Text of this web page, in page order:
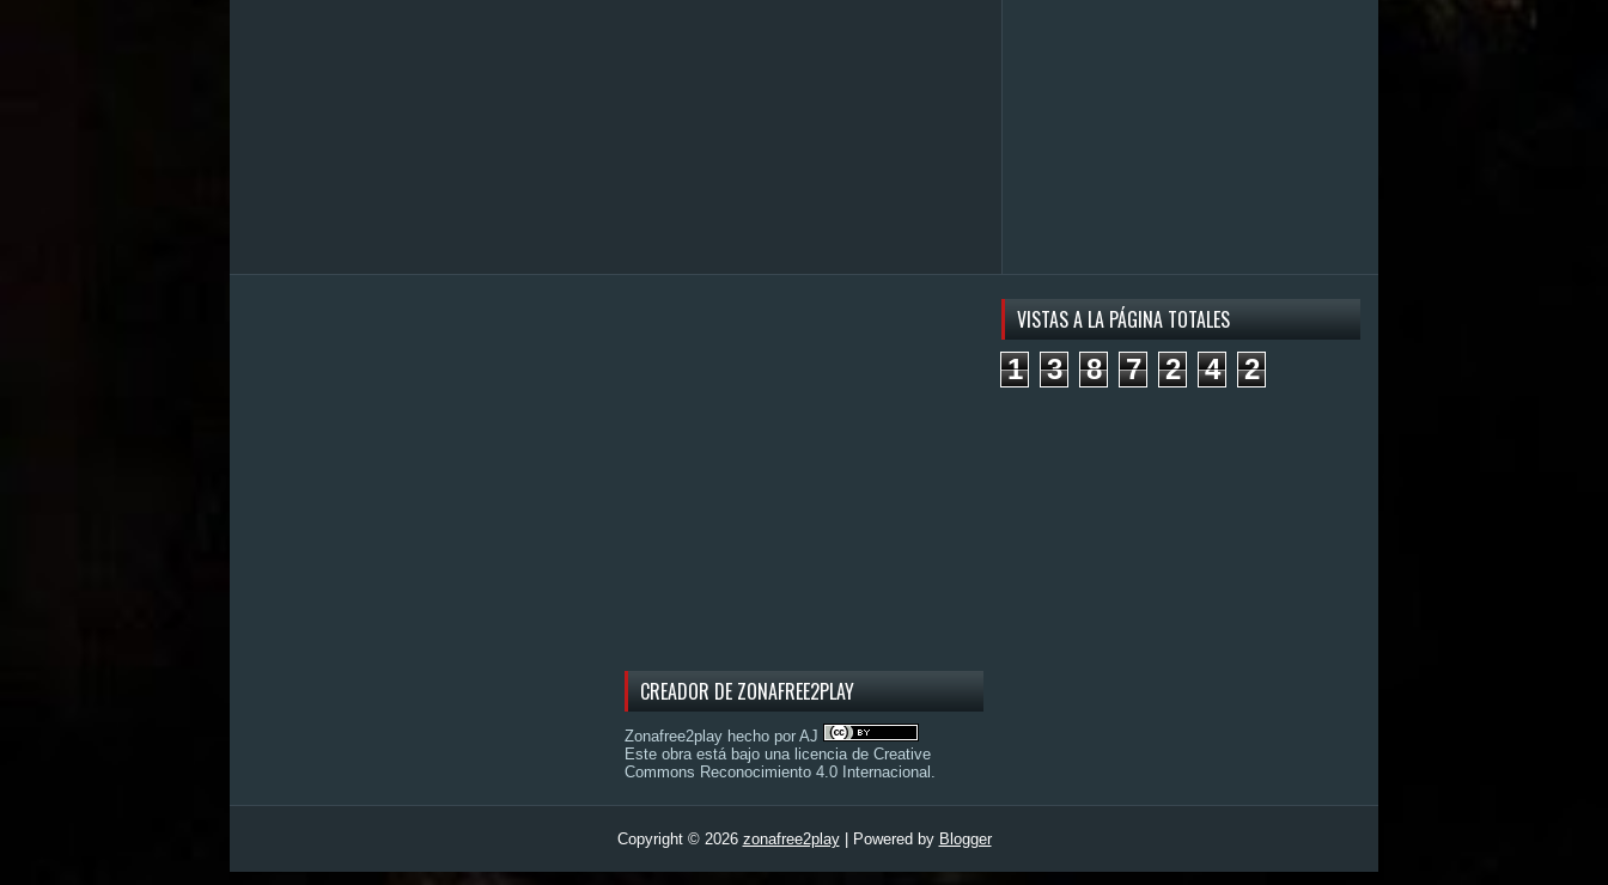
CREADOR DE ZONAFREE2PLAY
Zonafree2play hecho por AJ
Este obra está bajo una licencia de Creative
Commons Reconocimiento 4.0 Internacional .
VISTAS A LA PÁGINA TOTALES
1 3 8 7 2 4 2
Copyright © 2026 zonafree2play| Powered by Blogger